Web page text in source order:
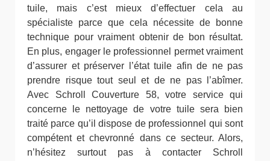
tuile, mais c’est mieux d’effectuer cela au
spécialiste parce que cela nécessite de bonne
technique pour vraiment obtenir de bon résultat.
En plus, engager le professionnel permet vraiment
d’assurer et préserver l’état tuile afin de ne pas
prendre risque tout seul et de ne pas l’abîmer.
Avec Schroll Couverture 58, votre service qui
concerne le nettoyage de votre tuile sera bien
traité parce qu’il dispose de professionnel qui sont
compétent et chevronné dans ce secteur. Alors,
n’hésitez surtout pas à contacter Schroll